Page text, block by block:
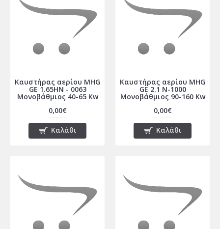
Καυστήρας αερίου MHG
GE 1.65HN - 0063
Μονοβάθμιος 40-65 Kw
0,00€
Καλάθι
Καυστήρας αερίου MHG
GE 2.1 N-1000
Μονοβάθμιος 90-160 Kw
0,00€
Καλάθι